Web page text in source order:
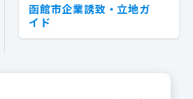
函館市企業誘致・立地ガ
イド